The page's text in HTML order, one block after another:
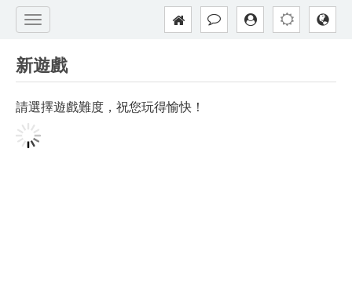
新遊戲
請選擇遊戲難度，祝您玩得愉快！